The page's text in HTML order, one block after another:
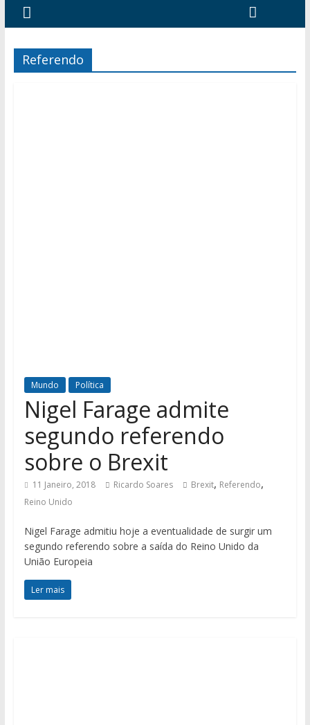
Referendo
Mundo Política
Nigel Farage admite
segundo referendo
sobre o Brexit
11 Janeiro, 2018 Ricardo Soares Brexit, Referendo,
Reino Unido
Nigel Farage admitiu hoje a eventualidade de surgir um
segundo referendo sobre a saída do Reino Unido da
União Europeia
Ler mais